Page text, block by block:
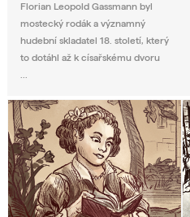
Florian Leopold Gassmann byl
mostecký rodák a významný
hudební skladatel 18. století, který
to dotáhl až k císařskému dvoru